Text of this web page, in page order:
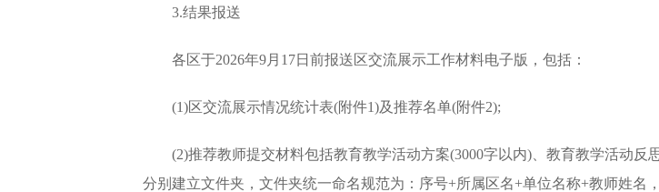
3.结果报送
各区于2026年9月17日前报送区交流展示工作材料电子版，包括：
(1)区交流展示情况统计表(附件1)及推荐名单(附件2);
(2)推荐教师提交材料包括教育教学活动方案(3000字以内)、教育教学活动反
分别建立文件夹，文件夹统一命名规范为：序号+所属区名+单位名称+教师姓名